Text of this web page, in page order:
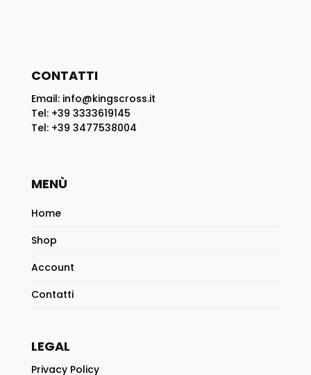
CONTATTI
Email: info@kingscross.it
Tel: +39 3333619145
Tel: +39 3477538004
MENÙ
Home
Shop
Account
Contatti
LEGAL
Privacy Policy